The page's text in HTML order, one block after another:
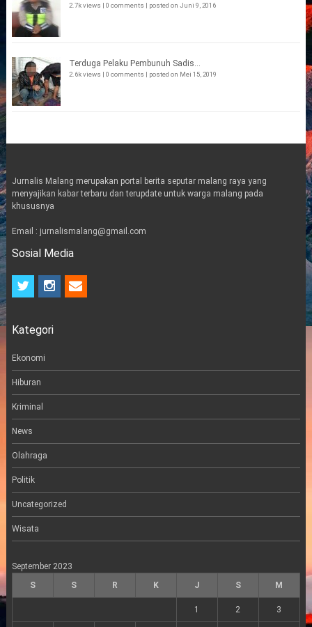
2.7k views | 0 comments | posted on Juni 9, 2016
Terduga Pelaku Pembunuh Sadis...
2.6k views | 0 comments | posted on Mei 15, 2019
Jurnalis Malang merupakan portal berita seputar malang raya yang
menyajikan kabar terbaru dan terupdate untuk warga malang pada
khususnya
Email : jurnalismalang@gmail.com
Sosial Media
t
t
r
i
n
a
e
m
Kategori
Ekonomi
Hiburan
Kriminal
News
Olahraga
Politik
Uncategorized
Wisata
September 2023
S
S R K J S M
1 2 3